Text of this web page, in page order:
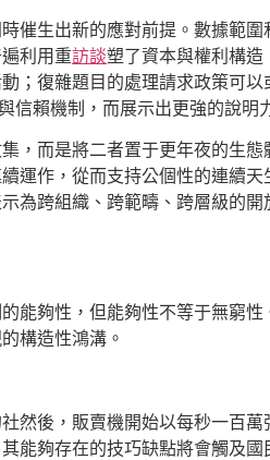
催生出新的應對前提。數據範
利用重訪談塑了資本與權利構
；復雜題目的處理請求政策可
信賴機制，而展示出更強的說明
，而是將二者置于更年夜的生
運作，從而支持公個性的連續
為跨組織、跨範疇、跨層級的
能夠性，但能夠性不等于無窮
構造性鴻溝。
然後，販賣機開始以每秒一百
能夠存在的技巧缺點將會觸及